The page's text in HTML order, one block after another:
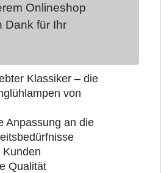
Onlineshop
Dank für Ihr
Klassiker – die
von
Anpassung an die
Kunden
Qualität